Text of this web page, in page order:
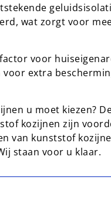
wat zorgt voor
voor
extra
u moet kiezen?
kozijnen zijn
van kunststof
staan voor u klaar.